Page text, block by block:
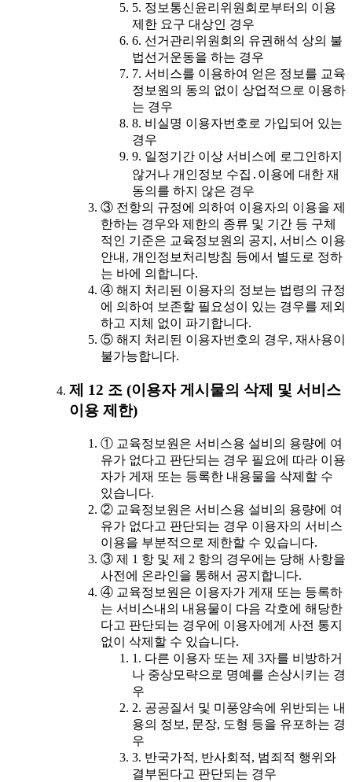
5. 정보통신윤리위원회로부터의 이용
제한 요구 대상인 경우
6. 선거관리위원회의 유권해석 상의 불
법선거운동을 하는 경우
7. 서비스를 이용하여 얻은 정보를 교육
정보원의 동의 없이 상업적으로 이용하
는 경우
8. 비실명 이용자번호로 가입되어 있는
경우
9. 일정기간 이상 서비스에 로그인하지
않거나 개인정보 수집․이용에 대한 재
동의를 하지 않은 경우
③ 전항의 규정에 의하여 이용자의 이용을 제
한하는 경우와 제한의 종류 및 기간 등 구체
적인 기준은 교육정보원의 공지, 서비스 이용
안내, 개인정보처리방침 등에서 별도로 정하
는 바에 의합니다.
④ 해지 처리된 이용자의 정보는 법령의 규정
에 의하여 보존할 필요성이 있는 경우를 제외
하고 지체 없이 파기합니다.
⑤ 해지 처리된 이용자번호의 경우, 재사용이
불가능합니다.
제 12 조 (이용자 게시물의 삭제 및 서비스
이용 제한)
① 교육정보원은 서비스용 설비의 용량에 여
유가 없다고 판단되는 경우 필요에 따라 이용
자가 게재 또는 등록한 내용물을 삭제할 수
있습니다.
② 교육정보원은 서비스용 설비의 용량에 여
유가 없다고 판단되는 경우 이용자의 서비스
이용을 부분적으로 제한할 수 있습니다.
③ 제 1 항 및 제 2 항의 경우에는 당해 사항을
사전에 온라인을 통해서 공지합니다.
④ 교육정보원은 이용자가 게재 또는 등록하
는 서비스내의 내용물이 다음 각호에 해당한
다고 판단되는 경우에 이용자에게 사전 통지
없이 삭제할 수 있습니다.
1. 다른 이용자 또는 제 3자를 비방하거
나 중상모략으로 명예를 손상시키는 경
우
2. 공공질서 및 미풍양속에 위반되는 내
용의 정보, 문장, 도형 등을 유포하는 경
우
3. 반국가적, 반사회적, 범죄적 행위와
결부된다고 판단되는 경우